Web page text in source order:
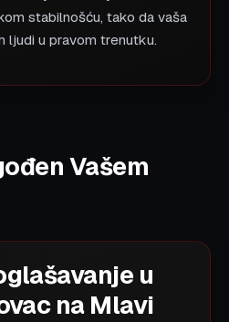
stabilnošću, tako da vaša
ljudi u pravom trenutku.
Vašem
u
na Mlavi